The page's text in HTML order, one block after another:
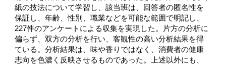
紙の技法について学習し、該当班は、回答者の匿名性を
保証し、年齢、性別、職業などを可能な範囲で明記し、
227件のアンケートによる収集を実現した。片方の分析に
偏らず、双方の分析を行い、客観性の高い分析結果を得
ている。分析結果は、味や香りではなく、消費者の健康
志向を色濃く反映させるものであった。上述以外にも、